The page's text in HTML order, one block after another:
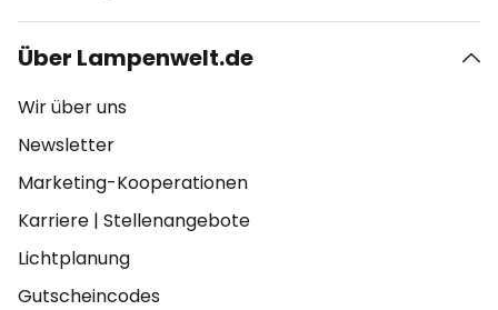
Über Lampenwelt.de
Wir über uns
Newsletter
Marketing-Kooperationen
Karriere | Stellenangebote
Lichtplanung
Gutscheincodes